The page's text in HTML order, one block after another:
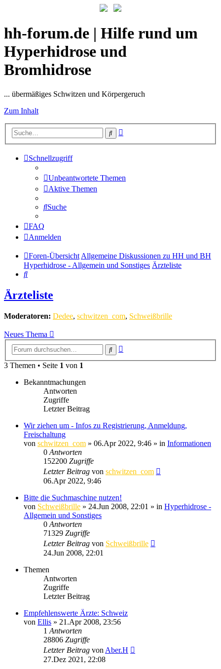
hh-forum.de | Hilfe rund um
Hyperhidrose und
Bromhidrose
... übermäßiges Schwitzen und Körpergeruch
Zum Inhalt
Suche
Schnellzugriff
Unbeantwortete Themen
Aktive Themen
Suche
FAQ
Anmelden
Foren-ÜbersichtAllgemeine Diskussionen zu HH und BH
Hyperhidrose - Allgemein und Sonstiges Ärzteliste
Suche
Ärzteliste
Moderatoren: Dedee, schwitzen_com, Schweißbrille
Neues Thema
Suche
3 Themen • Seite 1 von 1
Bekanntmachungen
Antworten
Zugriffe
Letzter Beitrag
Wir ziehen um - Infos zu Registrierung, Anmeldung,
Freischaltung
von schwitzen_com » 06.Apr 2022, 9:46 » in Informationen
0 Antworten
152200 Zugriffe
Letzter Beitrag von schwitzen_com
06.Apr 2022, 9:46
Bitte die Suchmaschine nutzen!
von Schweißbrille » 24.Jun 2008, 22:01 » in Hyperhidrose -
Allgemein und Sonstiges
0 Antworten
71329 Zugriffe
Letzter Beitrag von Schweißbrille
24.Jun 2008, 22:01
Themen
Antworten
Zugriffe
Letzter Beitrag
Empfehlenswerte Ärzte: Schweiz
von Ellis » 21.Apr 2008, 23:56
1 Antworten
28806 Zugriffe
Letzter Beitrag von Aber.H
27.Dez 2021, 22:08